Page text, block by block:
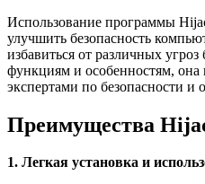
Использование программы
улучшить безопасность
избавиться от различных угроз
функциям и особенностям, она
экспертами по безопасности
Преимущества
1. Легкая установка и